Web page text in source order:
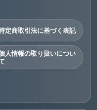
定商取引法に基づく表記
人情報の取り扱いについ